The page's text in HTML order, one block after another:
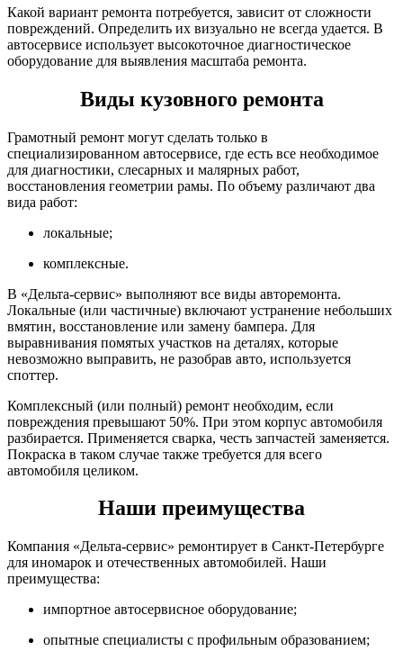
Какой вариант ремонта потребуется, зависит от сложности
повреждений. Определить их визуально не всегда удается. В
автосервисе использует высокоточное диагностическое
оборудование для выявления масштаба ремонта.
Виды кузовного ремонта
Грамотный ремонт могут сделать только в
специализированном автосервисе, где есть все необходимое
для диагностики, слесарных и малярных работ,
восстановления геометрии рамы. По объему различают два
вида работ:
локальные;
комплексные.
В «Дельта-сервис» выполняют все виды авторемонта.
Локальные (или частичные) включают устранение небольших
вмятин, восстановление или замену бампера. Для
выравнивания помятых участков на деталях, которые
невозможно выправить, не разобрав авто, используется
споттер.
Комплексный (или полный) ремонт необходим, если
повреждения превышают 50%. При этом корпус автомобиля
разбирается. Применяется сварка, честь запчастей заменяется.
Покраска в таком случае также требуется для всего
автомобиля целиком.
Наши преимущества
Компания «Дельта-сервис» ремонтирует в Санкт-Петербурге
для иномарок и отечественных автомобилей. Наши
преимущества:
импортное автосервисное оборудование;
опытные специалисты с профильным образованием;